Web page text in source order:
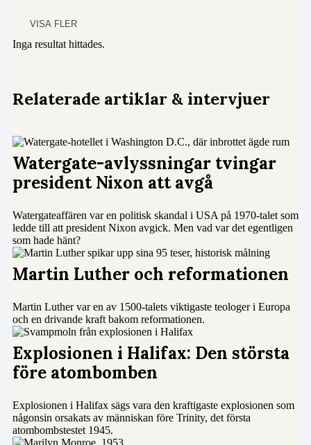
VISA FLER
Inga resultat hittades.
Relaterade artiklar & intervjuer
Watergate-avlyssningar tvingar
president Nixon att avgå
Watergateaffären var en politisk skandal i USA på 1970-talet som
ledde till att president Nixon avgick. Men vad var det egentligen
som hade hänt?
Martin Luther och reformationen
Martin Luther var en av 1500-talets viktigaste teologer i Europa
och en drivande kraft bakom reformationen.
Explosionen i Halifax: Den största
före atombomben
Explosionen i Halifax sägs vara den kraftigaste explosionen som
någonsin orsakats av människan före Trinity, det första
atombombstestet 1945.